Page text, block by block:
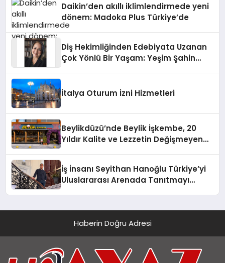
Daikin’den akıllı iklimlendirmede yeni
dönem: Madoka Plus Türkiye’de
Diş Hekimliğinden Edebiyata Uzanan
Çok Yönlü Bir Yaşam: Yeşim Şahin
İtalya Oturum İzni Hizmetleri
Beylikdüzü’nde Beylik İşkembe, 20
Yıldır Kalite ve Lezzetin Değişmeyen
İş İnsanı Seyithan Hanoğlu Türkiye’yi
Uluslararası Arenada Tanıtmayı
Haberin Doğru Adresi